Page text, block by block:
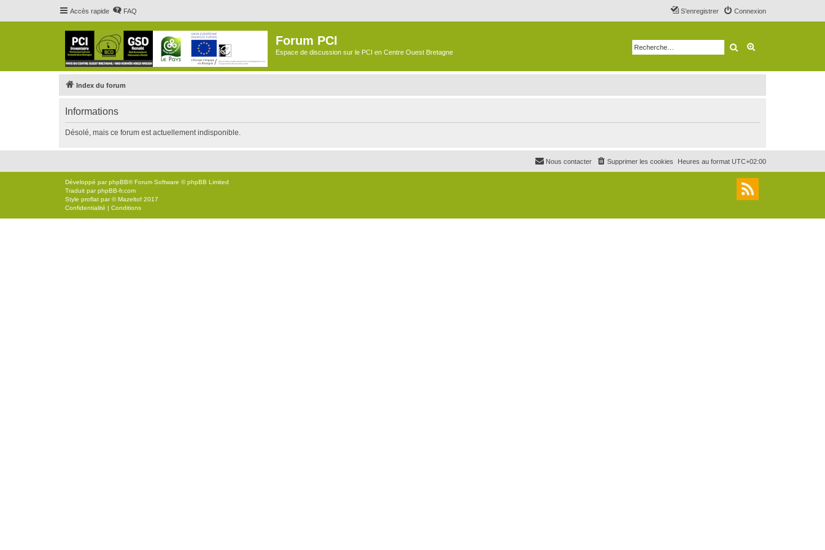
Accès rapide FAQ Connexion
S’enregistrer
Forum PCI
Espace de discussion sur le PCI en Centre Ouest Bretagne Rechercher
Index du forum
Informations
Désolé, mais ce forum est actuellement indisponible.
Heures au format UTC+02:00
Supprimer les cookies
Nous contacter
Développé parphpBB® Forum Software © phpBB Limited
Traduit parphpBB-fr.com
Style proflat par ©Mazeltof 2017
Confidentialité | Conditions